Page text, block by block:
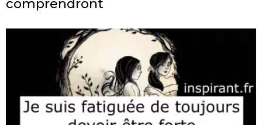
comprendront